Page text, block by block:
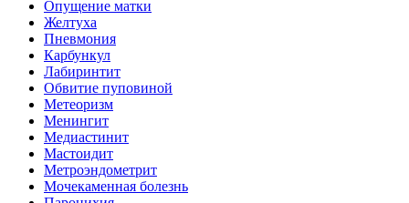
Опущение матки
Желтуха
Пневмония
Карбункул
Лабиринтит
Обвитие пуповиной
Метеоризм
Менингит
Медиастинит
Мастоидит
Метроэндометрит
Мочекаменная болезнь